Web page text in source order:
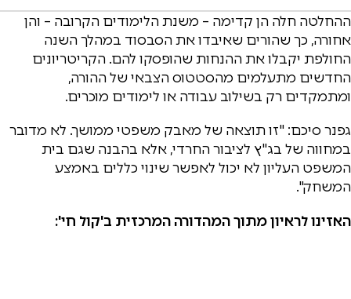
ההחלטה חלה הן קדימה – משנת הלימודים הקרובה – והן
אחורה, כך שהורים שאיבדו את הסבסוד במהלך השנה
החולפת יקבלו את ההנחות שהופסקו להם. הקריטריונים
החדשים מתעלמים מהסטטוס הצבאי של ההורה,
ומתמקדים רק בשילוב עבודה או לימודים מוכרים.
גפנר סיכם: "זו תוצאה של מאבק משפטי ממושך. לא מדובר
במחווה של בג"ץ לציבור החרדי, אלא בהבנה שגם בית
המשפט העליון לא יכול לאפשר שינוי כללים באמצע
המשחק".
האזינו לראיון מתוך המהדורה המרכזית ב'קול חי':